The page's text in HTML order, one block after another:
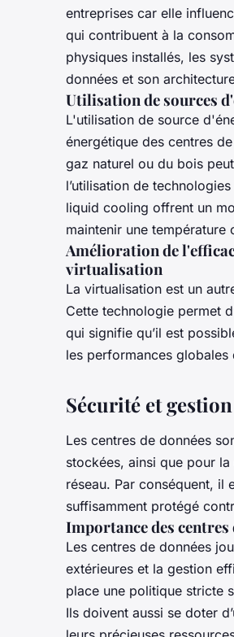
entreprises car elle
qui contribuent à la
physiques installés, les
données et son
Utilisation de sources
L'utilisation de source
énergétique des centres
gaz naturel ou du bois
l’utilisation de
liquid cooling offrent un
maintenir une température
Amélioration de
virtualisation
La virtualisation est un
Cette technologie permet
qui signifie qu’il est
les performances globales
Sécurité et
Les centres de données
stockées, ainsi que pour
réseau. Par conséquent, il
suffisamment protégé
Importance des centres
Les centres de données
extérieures et la gestion
place une politique stricte
Ils doivent aussi se doter